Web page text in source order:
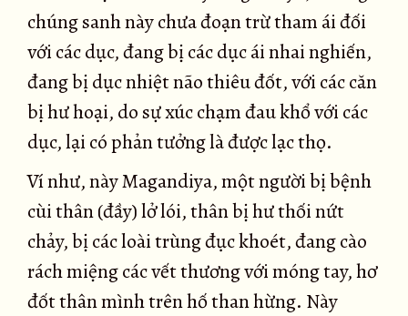
chúng sanh này chưa đoạn trừ tham ái đối
với các dục, đang bị các dục ái nhai nghiến,
đang bị dục nhiệt não thiêu đốt, với các căn
bị hư hoại, do sự xúc chạm đau khổ với các
dục, lại có phản tưởng là được lạc thọ.
Ví như, này Magandiya, một người bị bệnh
cùi thân (đầy) lở lói, thân bị hư thối nứt
chảy, bị các loài trùng đục khoét, đang cào
rách miệng các vết thương với móng tay, hơ
đốt thân mình trên hố than hừng. Này